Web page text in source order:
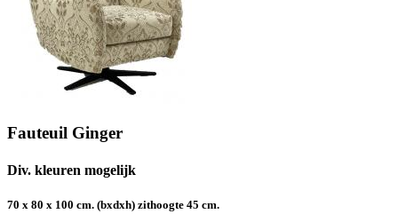
Fauteuil Ginger
Div. kleuren mogelijk
70 x 80 x 100 cm. (bxdxh) zithoogte 45 cm.